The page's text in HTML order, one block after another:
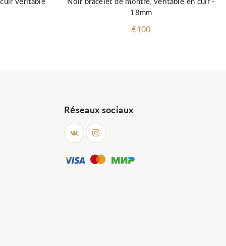
véritable
Noir bracelet de montre, véritable en cuir -
18mm
€100
Réseaux sociaux